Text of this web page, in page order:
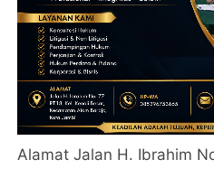
Alamat Jalan H. Ibrahim